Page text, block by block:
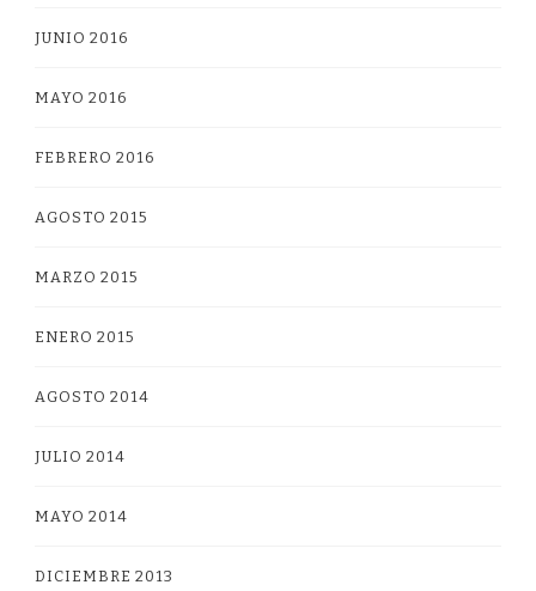
JUNIO 2016
MAYO 2016
FEBRERO 2016
AGOSTO 2015
MARZO 2015
ENERO 2015
AGOSTO 2014
JULIO 2014
MAYO 2014
DICIEMBRE 2013